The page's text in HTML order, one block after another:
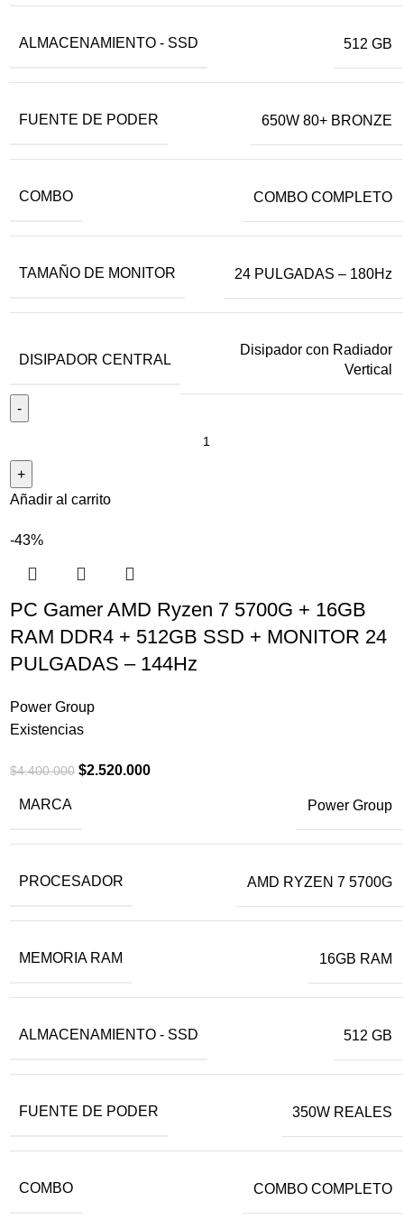
ALMACENAMIENTO - SSD 512 GB
FUENTE DE PODER 650W 80+ BRONZE
COMBO COMBO COMPLETO
TAMAÑO DE MONITOR 24 PULGADAS – 180Hz
DISIPADOR CENTRAL
Disipador con Radiador
Vertical
Añadir al carrito
-43%
PC Gamer AMD Ryzen 7 5700G + 16GB
RAM DDR4 + 512GB SSD + MONITOR 24
PULGADAS – 144Hz
Power Group
Existencias
$4.400.000 $2.520.000
MARCA Power Group
PROCESADOR AMD RYZEN 7 5700G
MEMORIA RAM 16GB RAM
ALMACENAMIENTO - SSD 512 GB
FUENTE DE PODER 350W REALES
COMBO COMBO COMPLETO